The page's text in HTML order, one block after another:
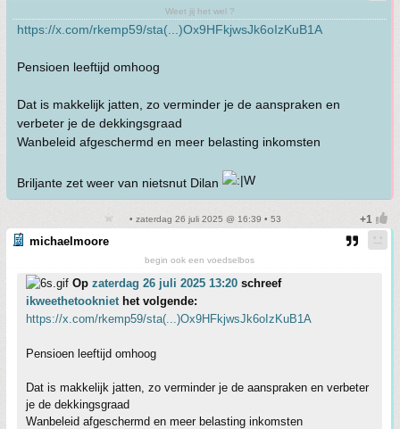
Weet jij het wel ?
https://x.com/rkemp59/sta(...)Ox9HFkjwsJk6oIzKuB1A
Pensioen leeftijd omhoog
Dat is makkelijk jatten, zo verminder je de aanspraken en
verbeter je de dekkingsgraad
Wanbeleid afgeschermd en meer belasting inkomsten
Briljante zet weer van nietsnut Dilan
• zaterdag 26 juli 2025 @ 16:39 • 53
michaelmoore
begin ook een voedselbos
Op zaterdag 26 juli 2025 13:20 schreef
ikweethetookniethet volgende:
https://x.com/rkemp59/sta(...)Ox9HFkjwsJk6oIzKuB1A
Pensioen leeftijd omhoog
Dat is makkelijk jatten, zo verminder je de aanspraken en verbeter
je de dekkingsgraad
Wanbeleid afgeschermd en meer belasting inkomsten